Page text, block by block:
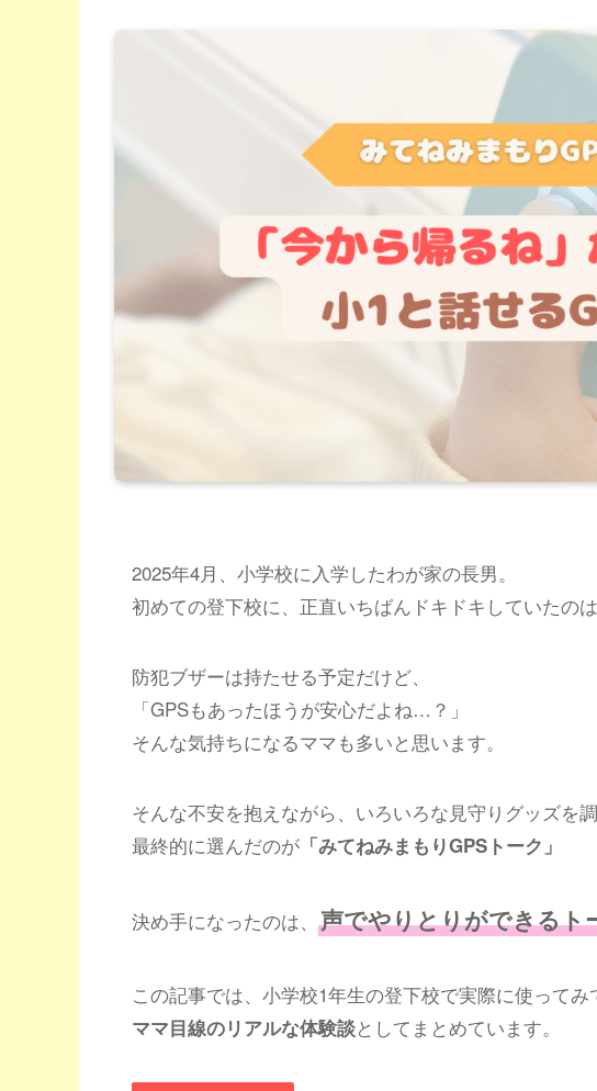
2025年4月、小学校に入学したわが家の長男。
初めての登下校に、正直いちばんドキドキしていたの
防犯ブザーは持たせる予定だけど、
「GPSもあったほうが安心だよね…？」
そんな気持ちになるママも多いと思います。
そんな不安を抱えながら、いろいろな見守りグッズを調
最終的に選んだのが 「みてねみまもりGPSトーク」
決め手になったのは、 声でやりとりができるト
この記事では、小学校1年生の登下校で実際に使ってみ
ママ目線のリアルな体験談としてまとめています。